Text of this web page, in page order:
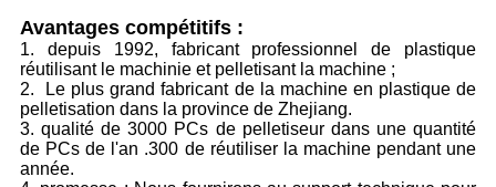
Avantages compétitifs :
1. depuis 1992, fabricant professionnel de plastique
réutilisant le machinie et pelletisant la machine ;
2. Le plus grand fabricant de la machine en plastique de
pelletisation dans la province de Zhejiang.
3. qualité de 3000 PCs de pelletiseur dans une quantité
de PCs de l'an .300 de réutiliser la machine pendant une
année.